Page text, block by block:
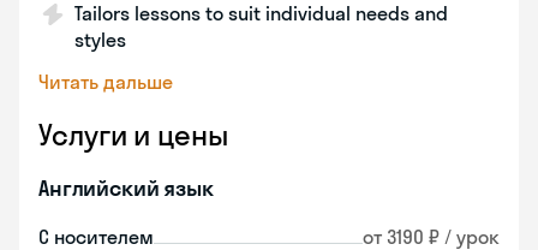
Tailors lessons to suit individual needs and
styles
Читать дальше
Услуги и цены
Английский язык
С носителем от 3190 ₽ / урок